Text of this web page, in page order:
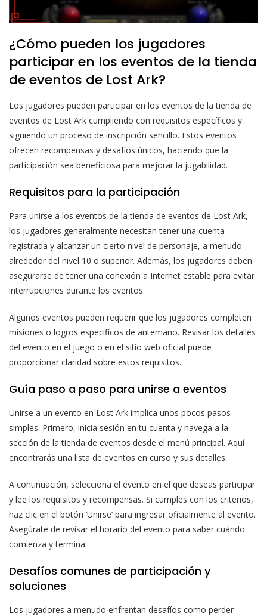
¿Cómo pueden los jugadores
participar en los eventos de la tienda
de eventos de Lost Ark?
Los jugadores pueden participar en los eventos de la tienda de
eventos de Lost Ark cumpliendo con requisitos específicos y
siguiendo un proceso de inscripción sencillo. Estos eventos
ofrecen recompensas y desafíos únicos, haciendo que la
participación sea beneficiosa para mejorar la jugabilidad.
Requisitos para la participación
Para unirse a los eventos de la tienda de eventos de Lost Ark,
los jugadores generalmente necesitan tener una cuenta
registrada y alcanzar un cierto nivel de personaje, a menudo
alrededor del nivel 10 o superior. Además, los jugadores deben
asegurarse de tener una conexión a Internet estable para evitar
interrupciones durante los eventos.
Algunos eventos pueden requerir que los jugadores completen
misiones o logros específicos de antemano. Revisar los detalles
del evento en el juego o en el sitio web oficial puede
proporcionar claridad sobre estos requisitos.
Guía paso a paso para unirse a eventos
Unirse a un evento en Lost Ark implica unos pocos pasos
simples. Primero, inicia sesión en tu cuenta y navega a la
sección de la tienda de eventos desde el menú principal. Aquí
encontrarás una lista de eventos en curso y sus detalles.
A continuación, selecciona el evento en el que deseas participar
y lee los requisitos y recompensas. Si cumples con los criterios,
haz clic en el botón ‘Unirse’ para ingresar oficialmente al evento.
Asegúrate de revisar el horario del evento para saber cuándo
comienza y termina.
Desafíos comunes de participación y
soluciones
Los jugadores a menudo enfrentan desafíos como perder